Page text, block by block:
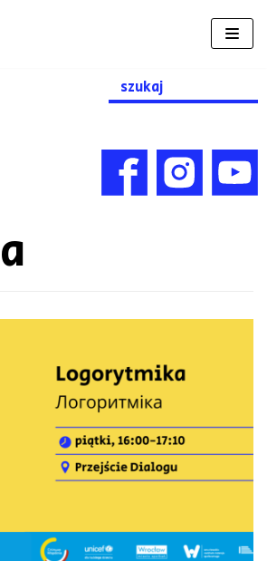
Search
for: